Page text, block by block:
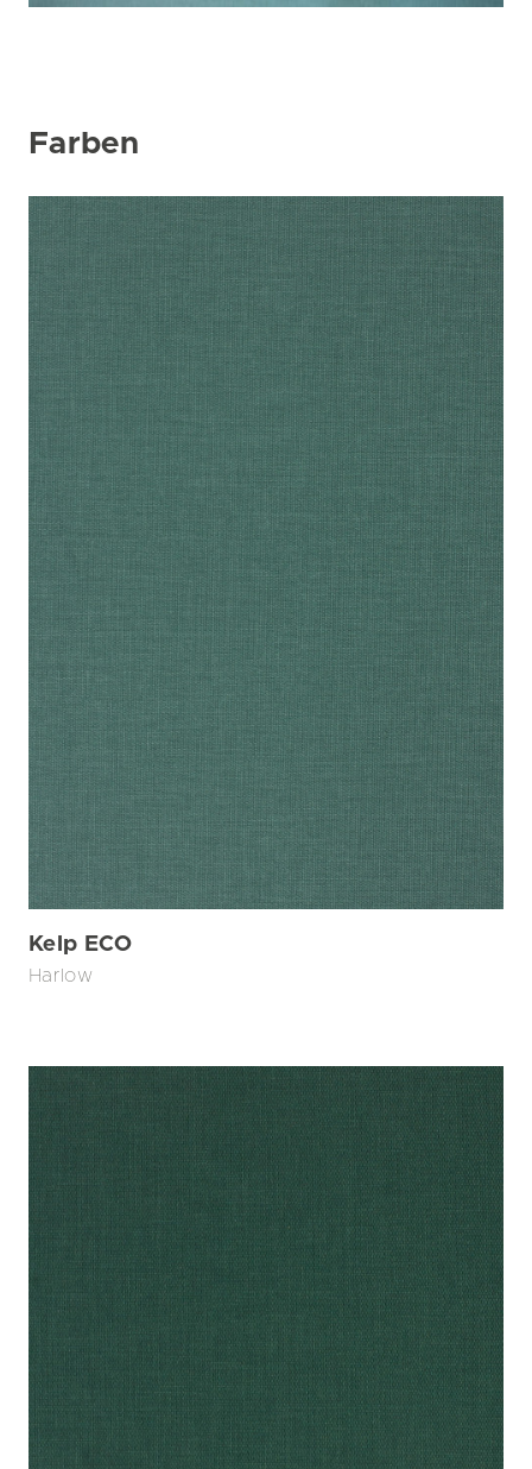
Farben
Kelp ECO
Harlow